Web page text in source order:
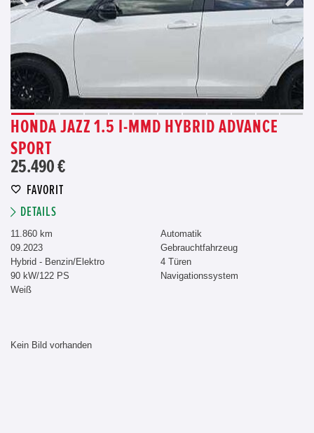
HONDA JAZZ 1.5 I-MMD HYBRID ADVANCE
SPORT
25.490 €
FAVORIT
DETAILS
11.860 km
09.2023
Hybrid - Benzin/Elektro
90 kW/122 PS
Weiß
Automatik
Gebrauchtfahrzeug
4 Türen
Navigationssystem
Kein Bild vorhanden